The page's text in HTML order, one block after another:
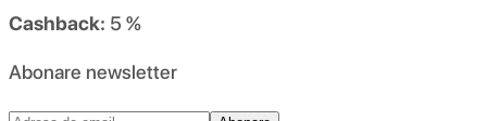
Cashback: 5 %
Abonare newsletter